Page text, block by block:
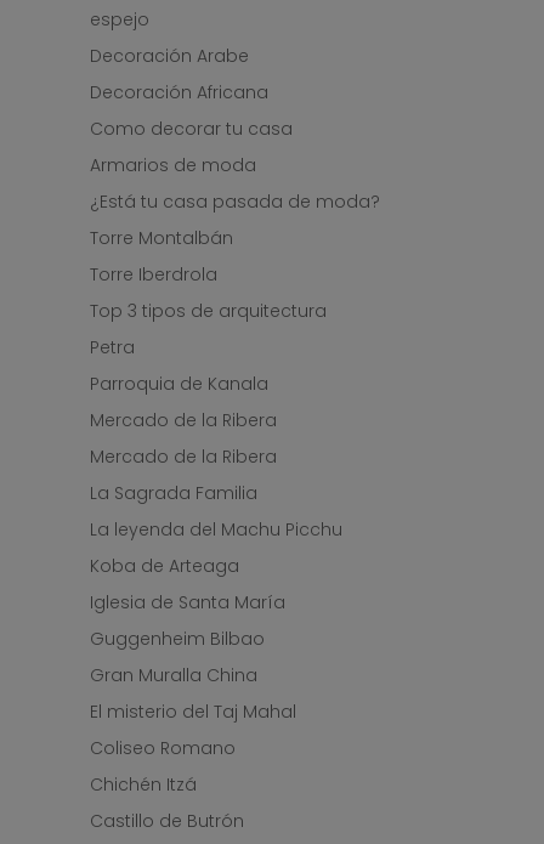
espejo
Decoración Arabe
Decoración Africana
Como decorar tu casa
Armarios de moda
¿Está tu casa pasada de moda?
Torre Montalbán
Torre Iberdrola
Top 3 tipos de arquitectura
Petra
Parroquia de Kanala
Mercado de la Ribera
Mercado de la Ribera
La Sagrada Familia
La leyenda del Machu Picchu
Koba de Arteaga
Iglesia de Santa María
Guggenheim Bilbao
Gran Muralla China
El misterio del Taj Mahal
Coliseo Romano
Chichén Itzá
Castillo de Butrón